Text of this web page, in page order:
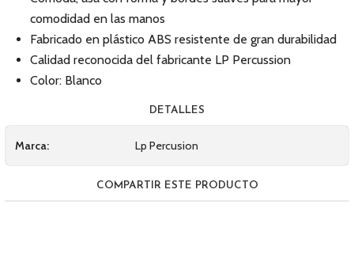
comodidad en las manos
Fabricado en plástico ABS resistente de gran durabilidad
Calidad reconocida del fabricante LP Percussion
Color: Blanco
DETALLES
Marca: Lp Percusion
COMPARTIR ESTE PRODUCTO